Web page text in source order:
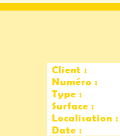
Client
Type
Date